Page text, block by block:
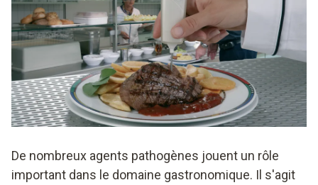
De nombreux agents pathogènes jouent un rôle
important dans le domaine gastronomique. Il s'agit